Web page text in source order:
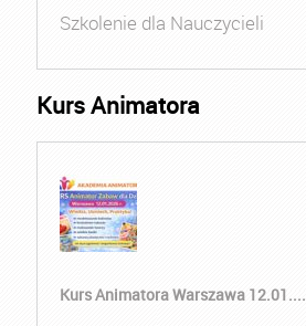
Szkolenie dla Nauczycieli
Kurs Animatora
Kurs Animatora Warszawa 12.01....